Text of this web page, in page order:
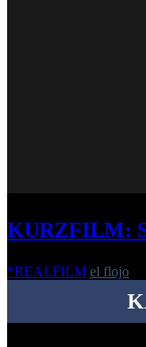
KURZFILM:
*REALFILM el flojo